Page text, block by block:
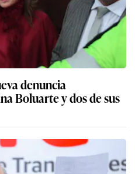
denuncia
Boluarte y dos de sus